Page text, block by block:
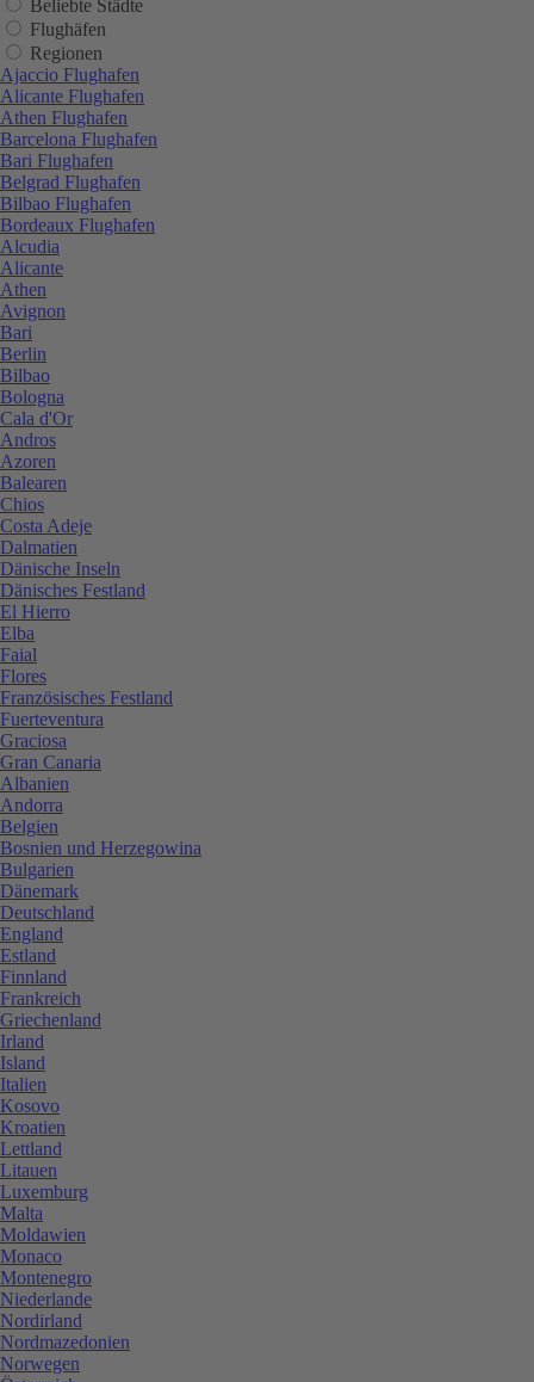
Beliebte Städte
Flughäfen
Regionen
Ajaccio Flughafen
Alicante Flughafen
Athen Flughafen
Barcelona Flughafen
Bari Flughafen
Belgrad Flughafen
Bilbao Flughafen
Bordeaux Flughafen
Alcudia
Alicante
Athen
Avignon
Bari
Berlin
Bilbao
Bologna
Cala d'Or
Andros
Azoren
Balearen
Chios
Costa Adeje
Dalmatien
Dänische Inseln
Dänisches Festland
El Hierro
Elba
Faial
Flores
Französisches Festland
Fuerteventura
Graciosa
Gran Canaria
Albanien
Andorra
Belgien
Bosnien und Herzegowina
Bulgarien
Dänemark
Deutschland
England
Estland
Finnland
Frankreich
Griechenland
Irland
Island
Italien
Kosovo
Kroatien
Lettland
Litauen
Luxemburg
Malta
Moldawien
Monaco
Montenegro
Niederlande
Nordirland
Nordmazedonien
Norwegen